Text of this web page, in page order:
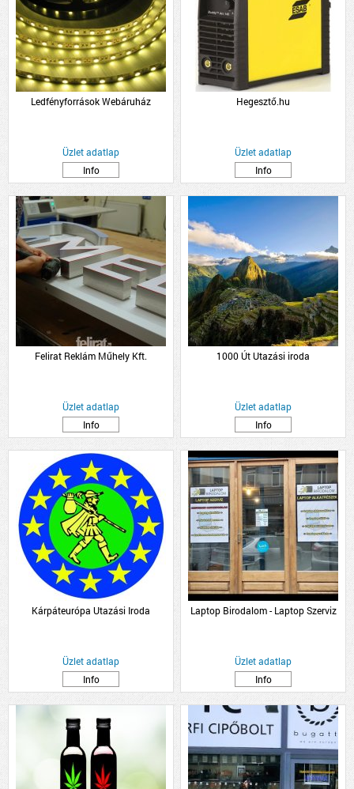
Ledfényforrások Webáruház
Üzlet adatlap
Info
Hegesztő.hu
Üzlet adatlap
Info
Felirat Reklám Műhely Kft.
Üzlet adatlap
Info
1000 Út Utazási iroda
Üzlet adatlap
Info
Kárpáteurópa Utazási Iroda
Üzlet adatlap
Info
Laptop Birodalom - Laptop Szerviz
Üzlet adatlap
Info